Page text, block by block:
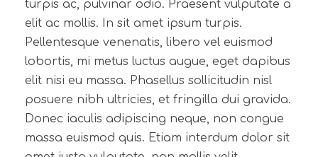
turpis ac, pulvinar odio. Praesent vulputate a
elit ac mollis. In sit amet ipsum turpis.
Pellentesque venenatis, libero vel euismod
lobortis, mi metus luctus augue, eget dapibus
elit nisi eu massa. Phasellus sollicitudin nisl
posuere nibh ultricies, et fringilla dui gravida.
Donec iaculis adipiscing neque, non congue
massa euismod quis. Etiam interdum dolor sit